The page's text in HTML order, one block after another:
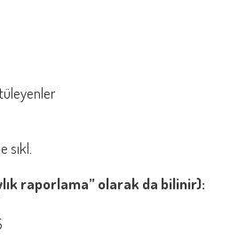
sıkl.
raporlama” olarak da bilinir):